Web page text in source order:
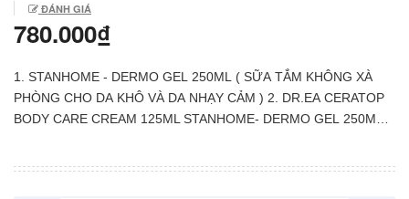
ĐÁNH GIÁ
780.000₫
1. STANHOME - DERMO GEL 250ML ( SỮA TẮM KHÔNG XÀ
PHÒNG CHO DA KHÔ VÀ DA NHẠY CẢM ) 2. DR.EA CERATOP
BODY CARE CREAM 125ML STANHOME- DERMO GEL 250ML (